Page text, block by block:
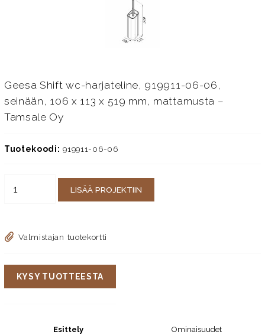
Geesa Shift wc-harjateline, 919911-06-06,
seinään, 106 x 113 x 519 mm, mattamusta –
Tamsale Oy
Tuotekoodi: 919911-06-06
LISÄÄ PROJEKTIIN
Valmistajan tuotekortti
KYSY TUOTTEESTA
Esittely Ominaisuudet